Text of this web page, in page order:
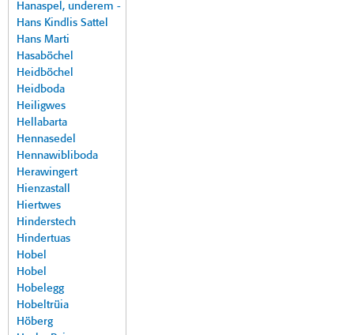
Hanaspel, underem -
Hans Kindlis Sattel
Hans Marti
Hasaböchel
Heidböchel
Heidboda
Heiligwes
Hellabarta
Hennasedel
Hennawibliboda
Herawingert
Hienzastall
Hiertwes
Hinderstech
Hindertuas
Hobel
Hobel
Hobelegg
Hobeltrüia
Höberg